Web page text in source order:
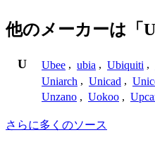
他のメーカーは「
U Ubee , ubia , Ubiquiti ,
Uniarch , Unicad ,
Unzano , Uokoo ,
さらに多くのソース